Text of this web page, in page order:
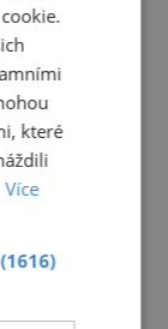
1
Vše
rajče
chvilku
které
Více
(1616)